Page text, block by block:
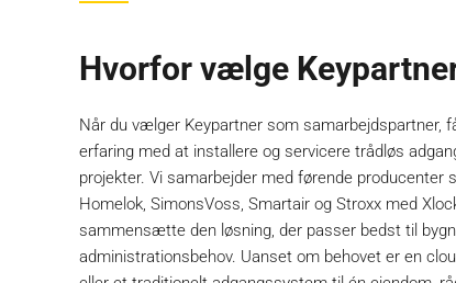
Hvorfor vælge
Når du vælger Keypartner som samarbejdspartner,
erfaring med at installere og servicere trådløs
projekter. Vi samarbejder med førende producenter
Homelok, SimonsVoss, Smartair og Stroxx med
sammensætte den løsning, der passer bedst til
administrationsbehov. Uanset om behovet er en